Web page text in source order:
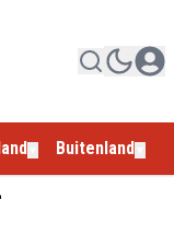
Buitenland